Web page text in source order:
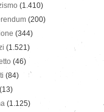
(1.410)
(200)
(344)
(1.521)
(46)
(84)
(13)
(1.125)